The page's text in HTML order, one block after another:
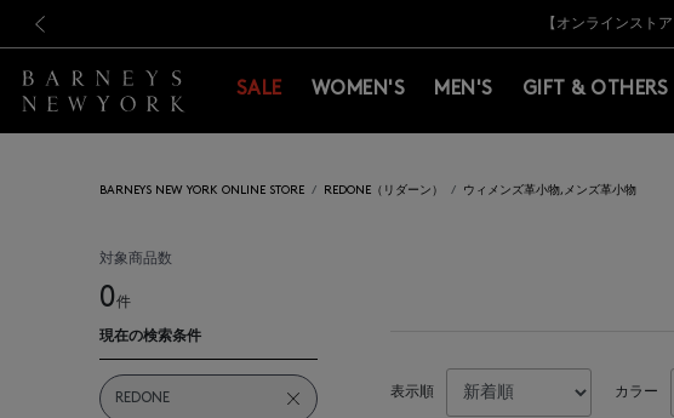
新規登録のお客様も対象！＜MY BARNEYS＞
【夏
【オンラインスト
【夏季休業
熊本県を
新規登録のお客様も対象！＜MY BARNEYS＞
【夏
SALE WOMEN'S MEN'S GIFT & OTHERS
BARNEYS NEW YORK ONLINE STORE REDONE（リダーン） ウィメンズ革小物,メンズ革小物
対象商品数
0件
現在の検索条件
REDONE 表示順 カラー